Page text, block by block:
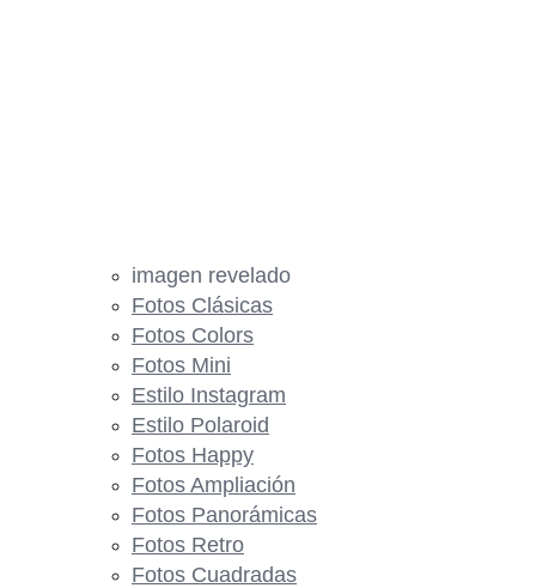
imagen revelado
Fotos Clásicas
Fotos Colors
Fotos Mini
Estilo Instagram
Estilo Polaroid
Fotos Happy
Fotos Ampliación
Fotos Panorámicas
Fotos Retro
Fotos Cuadradas